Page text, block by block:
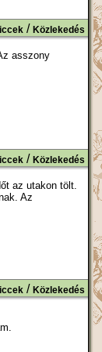
/ Közlekedés
asszony
/ Közlekedés
az utakon tölt.
Az
/ Közlekedés